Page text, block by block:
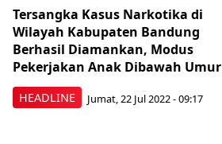
HEADLINE
Tersangka Kasus Narkotika di
Wilayah Kabupaten Bandung
Berhasil Diamankan, Modus
Pekerjakan Anak Dibawah Umur
Jumat, 22 Jul 2022 - 09:17